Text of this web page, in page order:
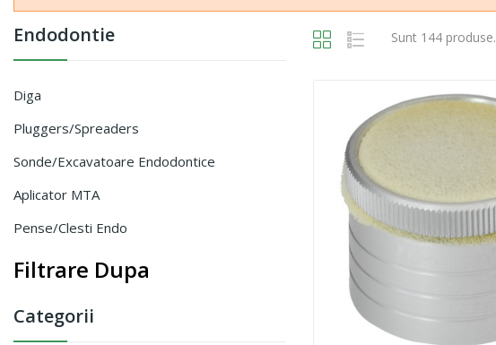
Endodontie
Diga
Pluggers/Spreaders
Sonde/excavatoare Endodontice
Aplicator MTA
Pense/clesti Endo
Filtrare Dupa
Categorii
Sunt 144 produse.